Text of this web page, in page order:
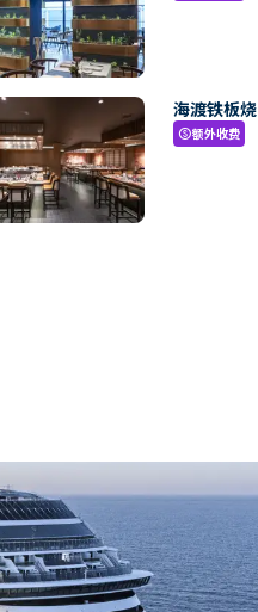
海渡铁板烧
paid额外收费